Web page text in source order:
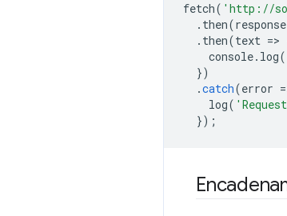
fetch( 'http://
. then(response
. then(text =>
console. log(
})
.catch(error =
log(
});